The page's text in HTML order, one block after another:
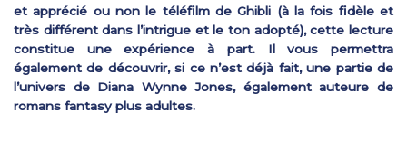
et apprécié ou non le téléfilm de Ghibli (à la fois fidèle et
très différent dans l’intrigue et le ton adopté), cette lecture
constitue une expérience à part. Il vous permettra
également de découvrir, si ce n’est déjà fait, une partie de
l’univers de Diana Wynne Jones, également auteure de
romans fantasy plus adultes.